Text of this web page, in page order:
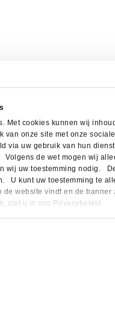
Met cookies kunnen wij
van onze site met onze
via uw gebruik van hun
de wet mogen wij
wij uw toestemming nodig.
U kunt uw toestemming te
website vindt en de
ziet u in ons Privacybeleid.